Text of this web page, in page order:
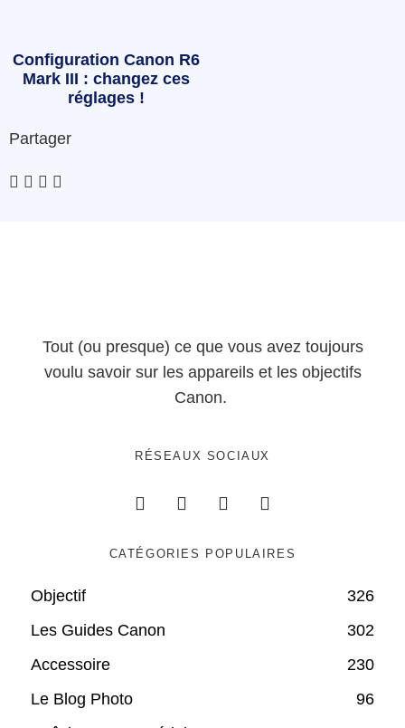
Configuration Canon R6
Mark III : changez ces
réglages !
Partager
Tout (ou presque) ce que vous avez toujours
voulu savoir sur les appareils et les objectifs
Canon.
RÉSEAUX SOCIAUX
CATÉGORIES POPULAIRES
Objectif
326
Les Guides Canon
302
Accessoire
230
Le Blog Photo
96